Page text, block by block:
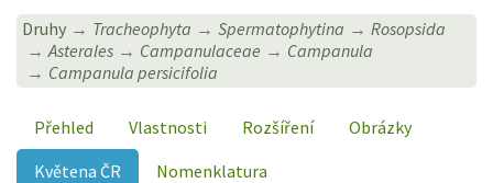
Druhy Tracheophyta Spermatophytina
Rosopsida
Asterales
Campanulaceae
Campanula
Campanula persicifolia
Přehled Vlastnosti Rozšíření
Obrázky
Květena ČR
Nomenklatura